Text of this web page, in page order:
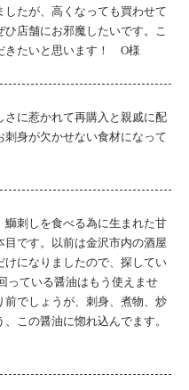
たが、高くなっても買わせて
店舗にお邪魔したいです。こ
きたいと思います！ O様
に惹かれて再購入と親戚に配
身が欠かせない食材になって
鰤刺しを食べる為に生まれた甘
です。以前は金沢市内の酒屋
になりましたので、探してい
っている醤油はもう使えませ
でしょうが、刺身、煮物、炒
この醤油に惚れ込んでます。